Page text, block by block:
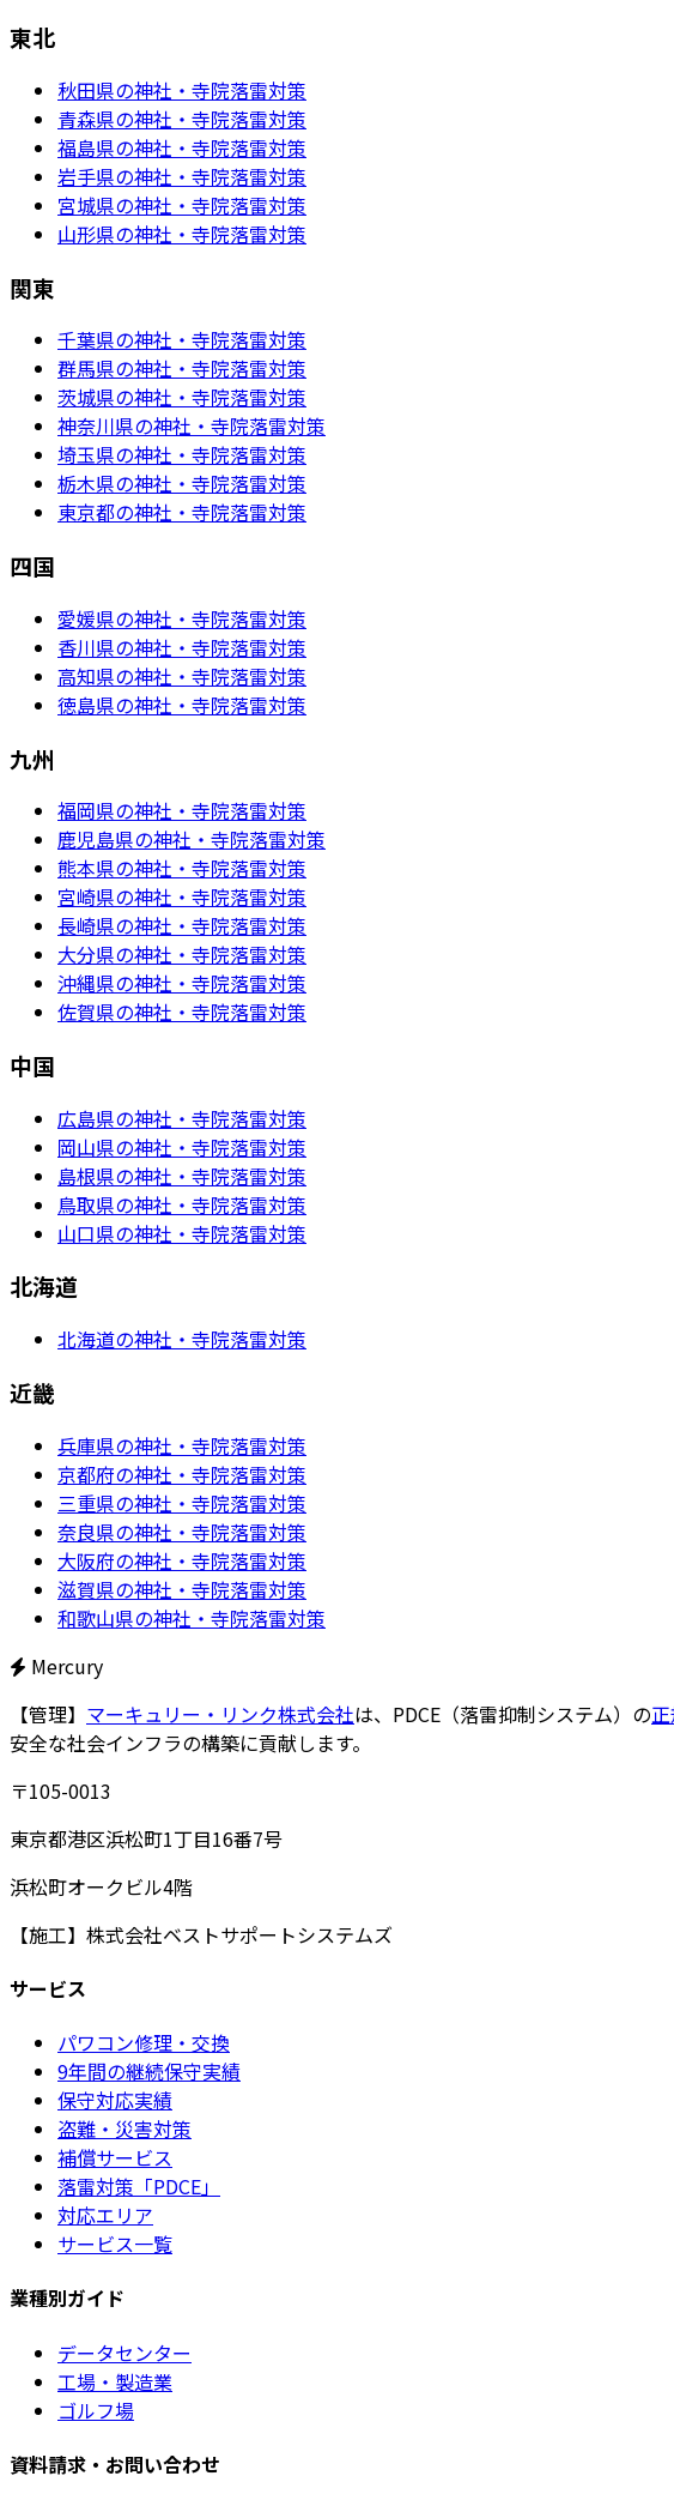
東北
秋田県の神社・寺院落雷対策
青森県の神社・寺院落雷対策
福島県の神社・寺院落雷対策
岩手県の神社・寺院落雷対策
宮城県の神社・寺院落雷対策
山形県の神社・寺院落雷対策
関東
千葉県の神社・寺院落雷対策
群馬県の神社・寺院落雷対策
茨城県の神社・寺院落雷対策
神奈川県の神社・寺院落雷対策
埼玉県の神社・寺院落雷対策
栃木県の神社・寺院落雷対策
東京都の神社・寺院落雷対策
四国
愛媛県の神社・寺院落雷対策
香川県の神社・寺院落雷対策
高知県の神社・寺院落雷対策
徳島県の神社・寺院落雷対策
九州
福岡県の神社・寺院落雷対策
鹿児島県の神社・寺院落雷対策
熊本県の神社・寺院落雷対策
宮崎県の神社・寺院落雷対策
長崎県の神社・寺院落雷対策
大分県の神社・寺院落雷対策
沖縄県の神社・寺院落雷対策
佐賀県の神社・寺院落雷対策
中国
広島県の神社・寺院落雷対策
岡山県の神社・寺院落雷対策
島根県の神社・寺院落雷対策
鳥取県の神社・寺院落雷対策
山口県の神社・寺院落雷対策
北海道
北海道の神社・寺院落雷対策
近畿
兵庫県の神社・寺院落雷対策
京都府の神社・寺院落雷対策
三重県の神社・寺院落雷対策
奈良県の神社・寺院落雷対策
大阪府の神社・寺院落雷対策
滋賀県の神社・寺院落雷対策
和歌山県の神社・寺院落雷対策
Mercury
【管理】 マーキュリー・リンク株式会社は、PDCE（落雷抑制システム）の
安全な社会インフラの構築に貢献します。
〒105-0013
東京都港区浜松町1丁目16番7号
浜松町オークビル4階
【施工】 株式会社ベストサポートシステムズ
サービス
パワコン修理・交換
9年間の継続保守実績
保守対応実績
盗難・災害対策
補償サービス
落雷対策「PDCE」
対応エリア
サービス一覧
業種別ガイド
データセンター
工場・製造業
ゴルフ場
資料請求・お問い合わせ